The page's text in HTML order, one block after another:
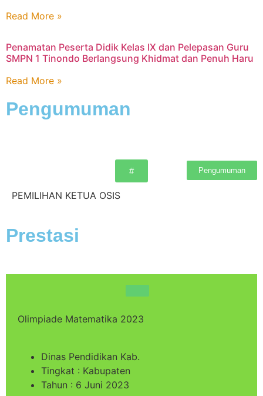
Read More »
Penamatan Peserta Didik Kelas IX dan Pelepasan Guru
SMPN 1 Tinondo Berlangsung Khidmat dan Penuh Haru
Read More »
Pengumuman
Pengumuman
#
PEMILIHAN KETUA OSIS
Prestasi
Olimpiade Matematika 2023
Dinas Pendidikan Kab.
Tingkat : Kabupaten
Tahun : 6 Juni 2023